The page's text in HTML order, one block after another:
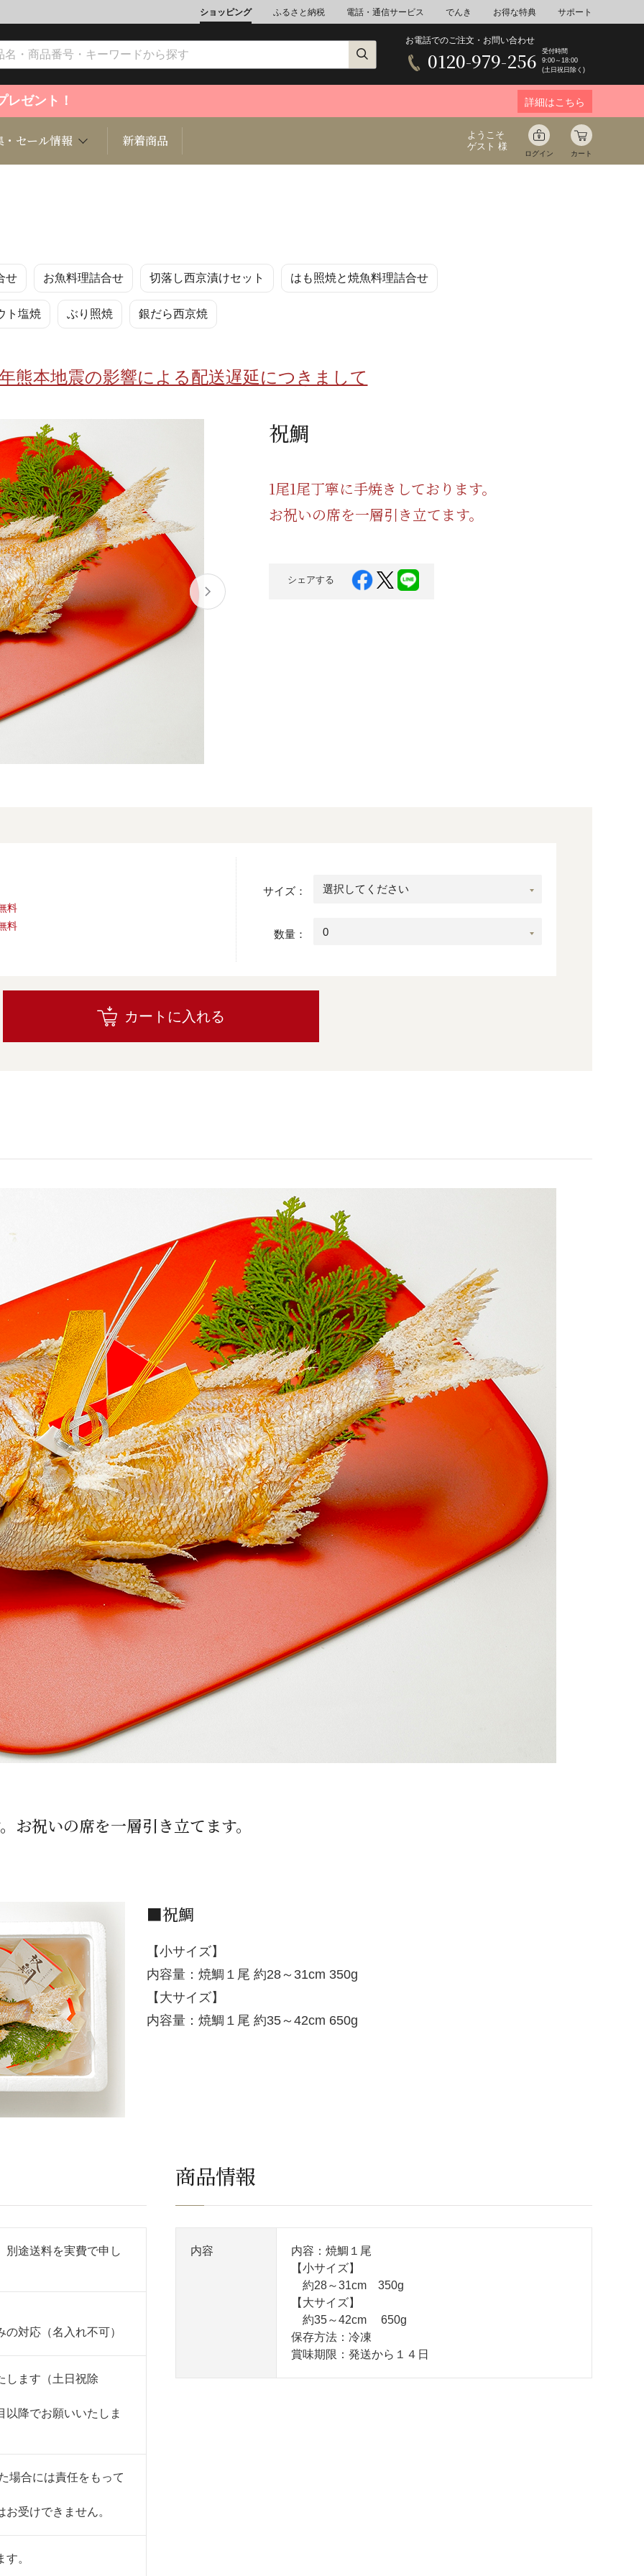
ショッピング ふるさと納税 電話・通信サービス でんき お得な特典 サポート
お電話でのご注文・お問い合わせ
0120-979-256
受付時間
9:00～18:00
(土日祝日除く)
レゼント！ 詳細はこちら
総菜 麺類/つゆ
リンク 調味料
ギフト 豊洲お取り寄せ
ン 定期購読雑誌 書籍
ビー 伝統工芸
連
・セール情報 新着商品
ようこそ
ゲスト 様
ログイン カート
せ お魚料理詰合せ 切落し西京漬けセット はも照焼と焼魚料理詰合せ
ト塩焼 ぶり照焼 銀だら西京焼
熊本地震の影響による配送遅延につきまして
祝鯛
1尾1尾丁寧に手焼きしております。
お祝いの席を一層引き立てます。
シェアする
料
料
サイズ：
数量：
カートに入れる
お祝いの席を一層引き立てます。
■祝鯛
【小サイズ】
内容量：焼鯛１尾 約28～31cm 350g
【大サイズ】
内容量：焼鯛１尾 約35～42cm 650g
途送料を実費で申し
対応（名入れ不可）
します（土日祝除
以降でお願いいたしま
場合には責任をもって
受けできません。
。
商品情報
内容
内容：焼鯛１尾
【小サイズ】
約28～31cm 350g
【大サイズ】
約35～42cm 650g
保存方法：冷凍
賞味期限：発送から１４日